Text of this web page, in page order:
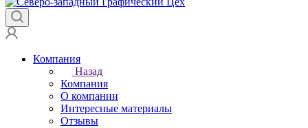
Компания
Назад
Компания
О компании
Интересные материалы
Отзывы